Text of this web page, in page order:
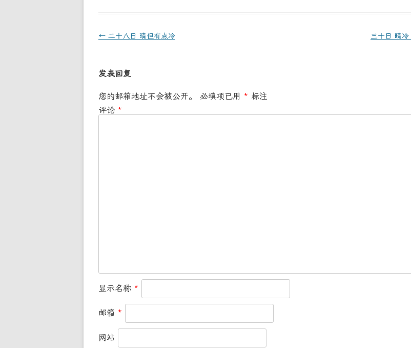
文
航
← 二十八日 晴但有点冷 三十日 晴冷
发表回复
您的邮箱地址不会被公开。 必填项已用 * 标注
评论 *
显示名称 *
邮箱 *
网站